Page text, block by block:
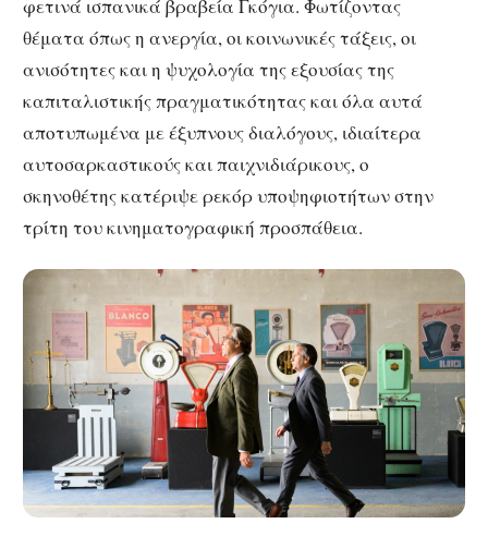
φετινά ισπανικά βραβεία Γκόγια. Φωτίζοντας
θέματα όπως η ανεργία, οι κοινωνικές τάξεις, οι
ανισότητες και η ψυχολογία της εξουσίας της
καπιταλιστικής πραγματικότητας και όλα αυτά
αποτυπωμένα με έξυπνους διαλόγους, ιδιαίτερα
αυτοσαρκαστικούς και παιχνιδιάρικους, ο
σκηνοθέτης κατέριψε ρεκόρ υποψηφιοτήτων στην
τρίτη του κινηματογραφική προσπάθεια.